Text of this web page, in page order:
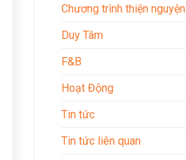
Chương trình thiện nguyện
Duy Tâm
F&B
Hoạt Động
Tin tức
Tin tức liên quan